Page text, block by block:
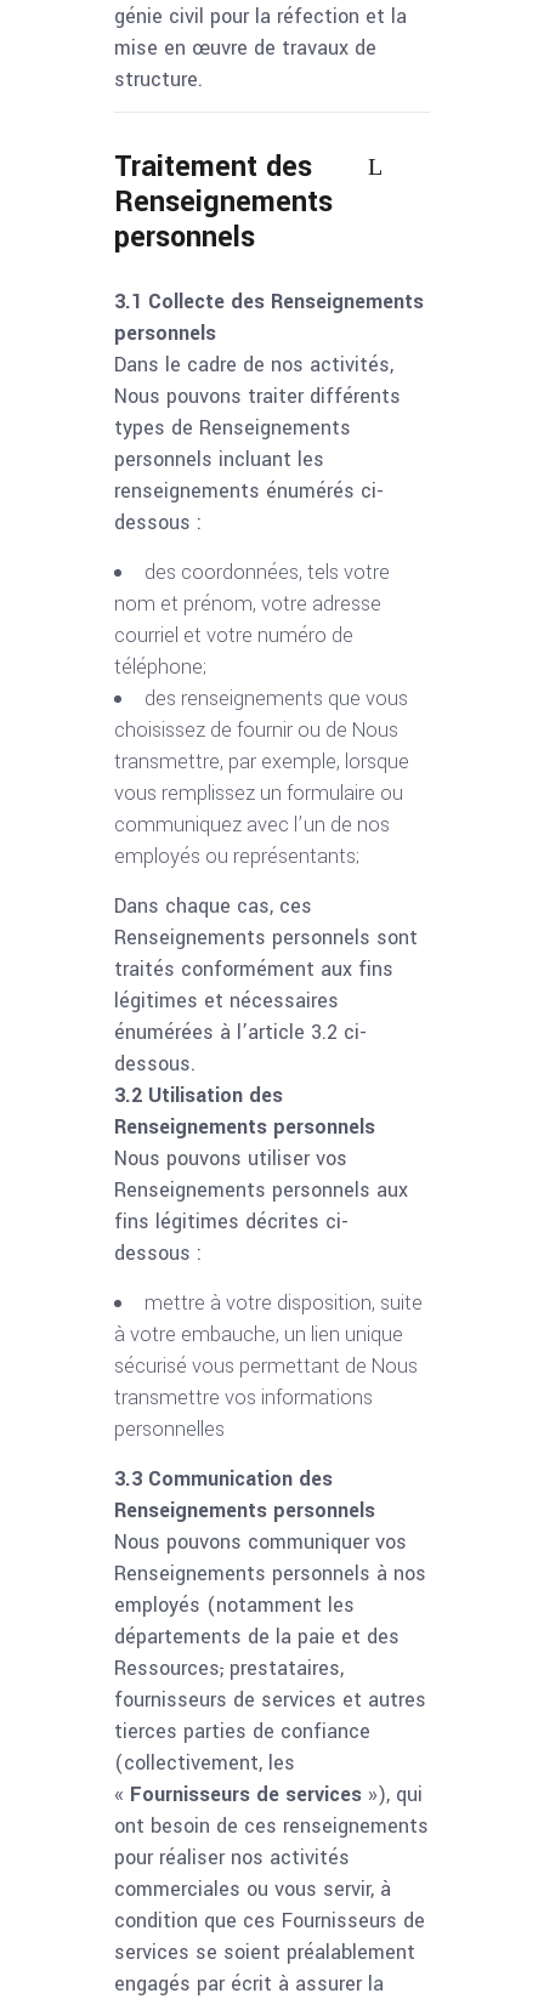
génie civil pour la réfection et la
mise en œuvre de travaux de
structure.
Traitement des
Renseignements
personnels
3.1 Collecte des Renseignements
personnels
Dans le cadre de nos activités,
Nous pouvons traiter différents
types de Renseignements
personnels incluant les
renseignements énumérés ci-
dessous :
des coordonnées, tels votre
nom et prénom, votre adresse
courriel et votre numéro de
téléphone;
des renseignements que vous
choisissez de fournir ou de Nous
transmettre, par exemple, lorsque
vous remplissez un formulaire ou
communiquez avec l’un de nos
employés ou représentants;
Dans chaque cas, ces
Renseignements personnels sont
traités conformément aux fins
légitimes et nécessaires
énumérées à l’article 3.2 ci-
dessous.
3.2 Utilisation des
Renseignements personnels
Nous pouvons utiliser vos
Renseignements personnels aux
fins légitimes décrites ci-
dessous :
mettre à votre disposition, suite
à votre embauche, un lien unique
sécurisé vous permettant de Nous
transmettre vos informations
personnelles
3.3 Communication des
Renseignements personnels
Nous pouvons communiquer vos
Renseignements personnels à nos
employés (notamment les
départements de la paie et des
Ressources, prestataires,
fournisseurs de services et autres
tierces parties de confiance
(collectivement, les
« Fournisseurs de services »), qui
ont besoin de ces renseignements
pour réaliser nos activités
commerciales ou vous servir, à
condition que ces Fournisseurs de
services se soient préalablement
engagés par écrit à assurer la